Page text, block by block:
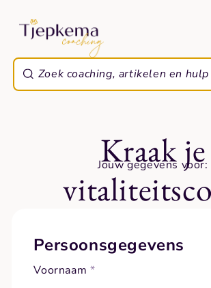
Jouw gegevens voor:
Kraak je
Persoonsgegevens
Voornaam *